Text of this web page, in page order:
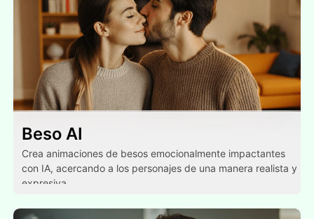
Beso AI
Crea animaciones de besos emocionalmente impactantes
con IA, acercando a los personajes de una manera realista y
expresiva.